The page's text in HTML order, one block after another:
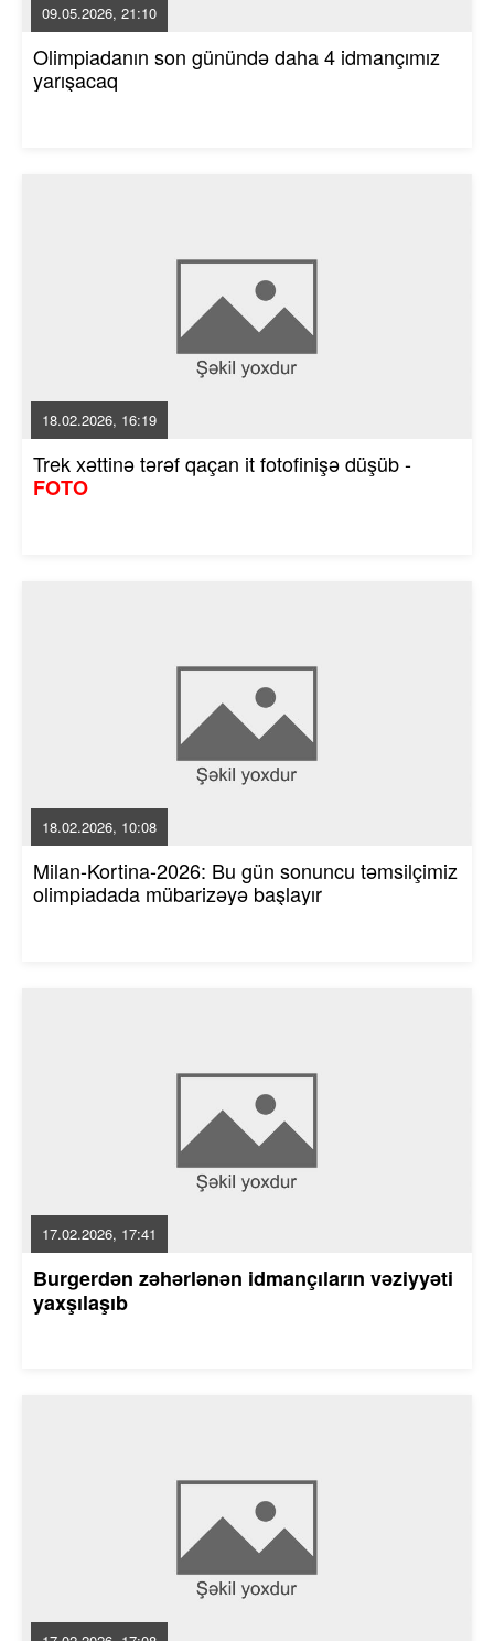
09.05.2026, 21:10
Olimpiadanın son günündə daha 4 idmançımız
yarışacaq
18.02.2026, 16:19
Trek xəttinə tərəf qaçan it fotofinişə düşüb -
FOTO
18.02.2026, 10:08
Milan-Kortina-2026: Bu gün sonuncu təmsilçimiz
olimpiadada mübarizəyə başlayır
17.02.2026, 17:41
Burgerdən zəhərlənən idmançıların vəziyyəti
yaxşılaşıb